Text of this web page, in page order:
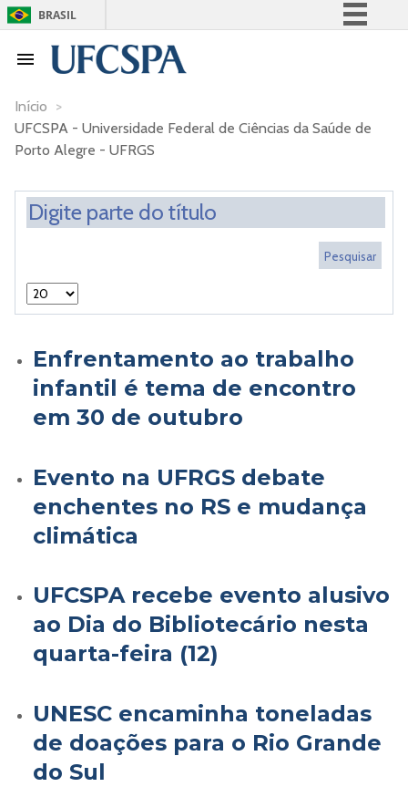
BRASIL
Acesso à informação
Canais
Início >
UFCSPA - Universidade Federal de Ciências da Saúde de
Porto Alegre - UFRGS
Enfrentamento ao trabalho
infantil é tema de encontro
em 30 de outubro
Evento na UFRGS debate
enchentes no RS e mudança
climática
UFCSPA recebe evento alusivo
ao Dia do Bibliotecário nesta
quarta-feira (12)
UNESC encaminha toneladas
de doações para o Rio Grande
do Sul